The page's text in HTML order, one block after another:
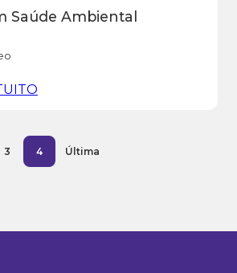
Saúde Ambiental
3 4 Última